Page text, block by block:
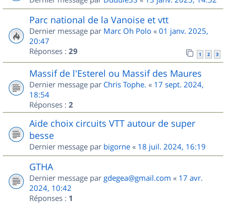
Parc national de la Vanoise et vtt
Dernier message par Marc Oh Polo « 01 janv. 2025,
20:47
Réponses : 29 1 2 3
Massif de l'Esterel ou Massif des Maures
Dernier message par Chris Tophe. « 17 sept. 2024,
18:54
Réponses : 2
Aide choix circuits VTT autour de super
besse
Dernier message par bigorne « 18 juil. 2024, 16:19
GTHA
Dernier message par gdegea@gmail.com « 17 avr.
2024, 10:42
Réponses : 1